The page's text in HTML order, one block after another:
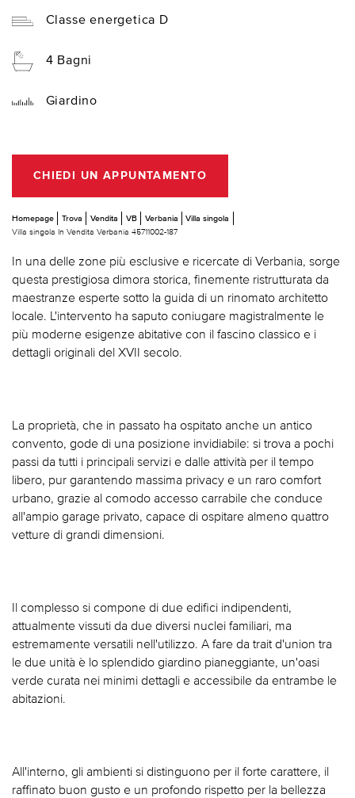
Classe energetica D
4 Bagni
Giardino
CHIEDI UN APPUNTAMENTO
Homepage Trova Vendita VB Verbania
Villa singola
Villa singola In Vendita Verbania 45711002-187
In una delle zone più esclusive e ricercate di Verbania, sorge
questa prestigiosa dimora storica, finemente ristrutturata da
maestranze esperte sotto la guida di un rinomato architetto
locale. L'intervento ha saputo coniugare magistralmente le
più moderne esigenze abitative con il fascino classico e i
dettagli originali del XVII secolo.
La proprietà, che in passato ha ospitato anche un antico
convento, gode di una posizione invidiabile: si trova a pochi
passi da tutti i principali servizi e dalle attività per il tempo
libero, pur garantendo massima privacy e un raro comfort
urbano, grazie al comodo accesso carrabile che conduce
all'ampio garage privato, capace di ospitare almeno quattro
vetture di grandi dimensioni.
Il complesso si compone di due edifici indipendenti,
attualmente vissuti da due diversi nuclei familiari, ma
estremamente versatili nell'utilizzo. A fare da trait d'union tra
le due unità è lo splendido giardino pianeggiante, un'oasi
verde curata nei minimi dettagli e accessibile da entrambe le
abitazioni.
All'interno, gli ambienti si distinguono per il forte carattere, il
raffinato buon gusto e un profondo rispetto per la bellezza